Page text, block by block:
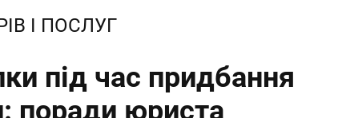
І ПОСЛУГ
під час придбання
поради юриста